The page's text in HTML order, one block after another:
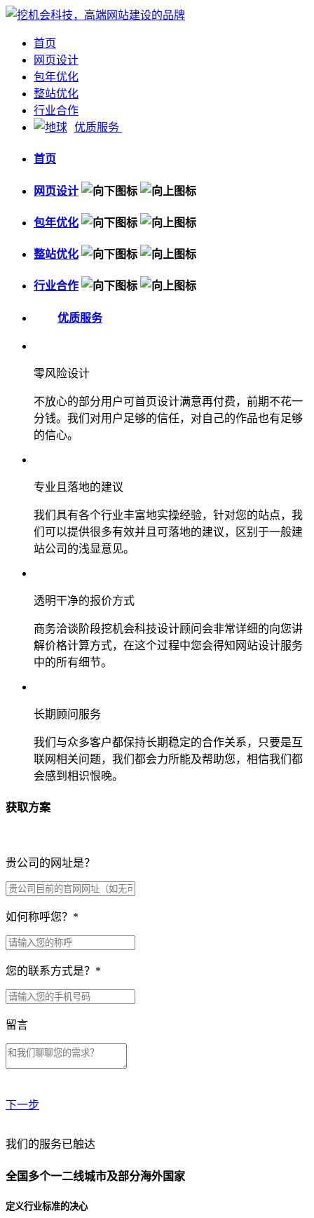
首页
网页设计
包年优化
整站优化
行业合作
优质服务
首页
网页设计
包年优化
整站优化
行业合作
优质服务
零风险设计
不放心的部分用户可首页设计满意再付费，前期不花一
分钱。我们对用户足够的信任，对自己的作品也有足够
的信心。
专业且落地的建议
我们具有各个行业丰富地实操经验，针对您的站点，我
们可以提供很多有效并且可落地的建议，区别于一般建
站公司的浅显意见。
透明干净的报价方式
商务洽谈阶段挖机会科技设计顾问会非常详细的向您讲
解价格计算方式，在这个过程中您会得知网站设计服务
中的所有细节。
长期顾问服务
我们与众多客户都保持长期稳定的合作关系，只要是互
联网相关问题，我们都会力所能及帮助您，相信我们都
会感到相识恨晚。
获取方案
贵公司的网址是？
如何称呼您？ *
您的联系方式是？ *
留言
下一步
贵公司预算范围是？
贵公司的团队规模是？
我们的服务已触达
全国多个一二线城市及部分海外国家
定义行业标准的决心